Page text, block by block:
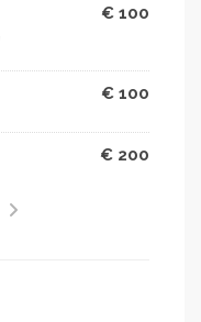
€ 100
€ 100
€ 200